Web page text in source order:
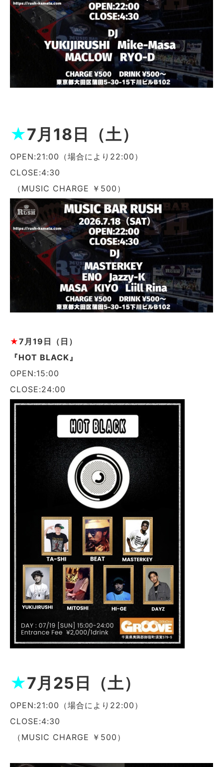
★7月18日（土）
OPEN:21:00（場合により22:00）
CLOSE:4:30
（MUSIC CHARGE ￥500）
★7 月19日（日）
『HOT BLACK』
OPEN:15:00
CLOSE:24:00
★7月25日（土）
OPEN:21:00（場合により22:00）
CLOSE:4:30
（MUSIC CHARGE ￥500）